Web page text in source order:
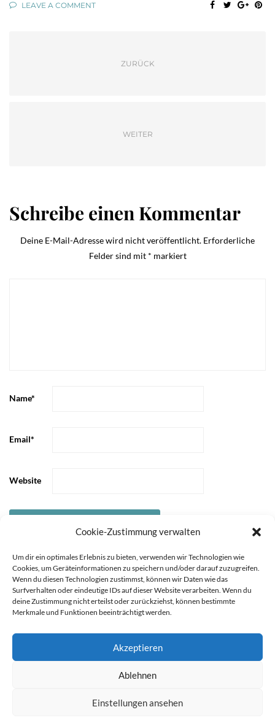
Cookie-Zustimmung verwalten
Um dir ein optimales Erlebnis zu bieten, verwenden wir Technologien wie
Cookies, um Geräteinformationen zu speichern und/oder darauf zuzugreifen.
Wenn du diesen Technologien zustimmst, können wir Daten wie das
Surfverhalten oder eindeutige IDs auf dieser Website verarbeiten. Wenn du
deine Zustimmung nicht erteilst oder zurückziehst, können bestimmte
Merkmale und Funktionen beeinträchtigt werden.
Akzeptieren
Ablehnen
Einstellungen ansehen
LEAVE A COMMENT
ZURÜCK
WEITER
Schreibe einen Kommentar
Deine E-Mail-Adresse wird nicht veröffentlicht. Erforderliche
Felder sind mit * markiert
Name*
Email*
Website
STARTSEITE
ÜBER
KOOPERATIONEN
Sie können die Erfassung Ihrer Daten durch Google Analytics
verhindern, indem Sie auf folgenden Link klicken. Es wird ein
Opt-Out-Cookie gesetzt, der die Erfassung Ihrer Daten bei